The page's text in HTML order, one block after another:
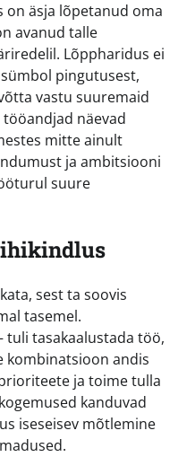
on äsja lõpetanud oma
avanud talle
Lõppharidus ei
pingutusest,
vastu suuremaid
näevad
mitte ainult
ja ambitsiooni
suure
sest ta soovis
tasemel.
tuli tasakaalustada töö,
kombinatsioon andis
ja toime tulla
kanduvad
iseseisev mõtlemine